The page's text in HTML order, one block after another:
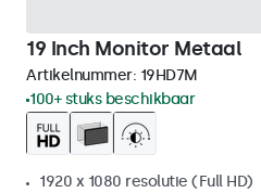
19 Inch Monitor Metaal
Artikelnummer: 19HD7M
100+ stuks beschikbaar
1920 x 1080 resolutie (Full HD)